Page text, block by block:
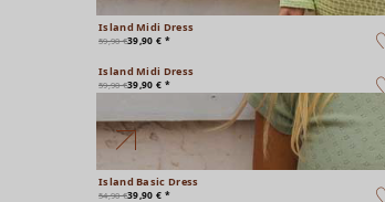
Island Midi Dress
59,90 €39,90 € *
Island Midi Dress
59,90 €39,90 € *
Island Basic Dress
54,90 €39,90 € *